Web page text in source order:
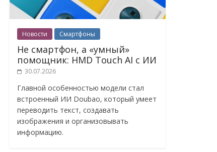
Новости Смартфоны
Не смартфон, а «умный»
помощник: HMD Touch AI с ИИ
30.07.2026
Главной особенностью модели стал
встроенный ИИ Doubao, который умеет
переводить текст, создавать
изображения и организовывать
информацию.